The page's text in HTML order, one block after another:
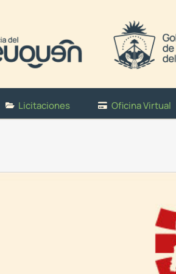
Licitaciones Oficina Virtual